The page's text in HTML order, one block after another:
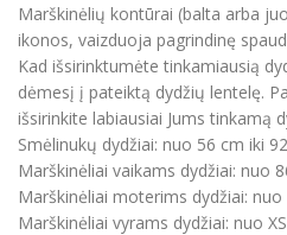
Marškinėlių kontūrai (balta arba
ikonos, vaizduoja pagrindinę
Kad išsirinktumėte tinkamiausią
dėmesį į pateiktą dydžių lentelę.
išsirinkite labiausiai Jums tinkamą
Smėlinukų dydžiai: nuo 56 cm iki
Marškinėliai vaikams dydžiai: nuo
Marškinėliai moterims dydžiai: nuo
Marškinėliai vyrams dydžiai: nuo